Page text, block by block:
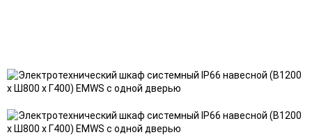
в
избранное
к
сравнению